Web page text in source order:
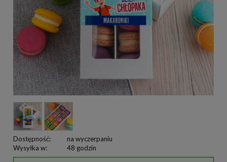
Dostępność:
na wyczerpaniu
Wysyłka w:
48 godzin